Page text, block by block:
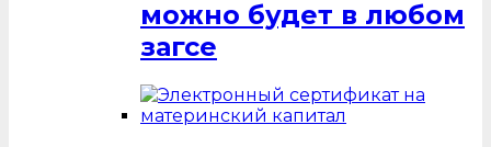
можно будет в любом
загсе